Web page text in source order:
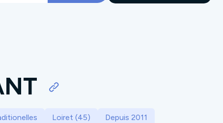
Loiret (45) Depuis 2011